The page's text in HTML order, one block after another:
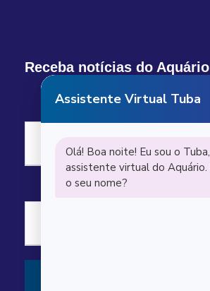
Receba notícias do Aquário